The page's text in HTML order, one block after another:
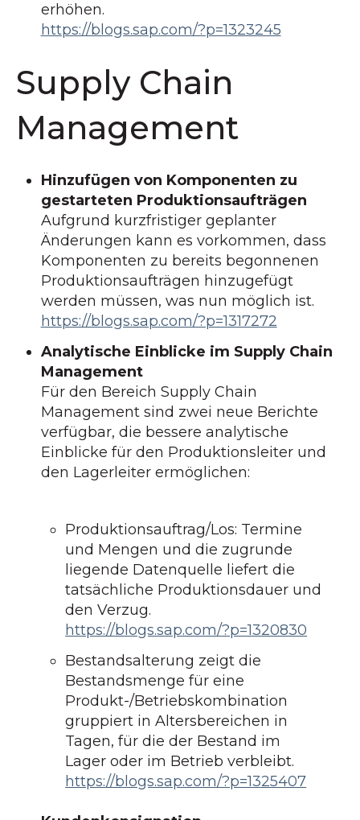
erhöhen.
https://blogs.sap.com/?p=1323245
Supply Chain
Management
Hinzufügen von Komponenten zu
gestarteten Produktionsaufträgen
Aufgrund kurzfristiger geplanter
Änderungen kann es vorkommen, dass
Komponenten zu bereits begonnenen
Produktionsaufträgen hinzugefügt
werden müssen, was nun möglich ist.
https://blogs.sap.com/?p=1317272
Analytische Einblicke im Supply Chain
Management
Für den Bereich Supply Chain
Management sind zwei neue Berichte
verfügbar, die bessere analytische
Einblicke für den Produktionsleiter und
den Lagerleiter ermöglichen:
Produktionsauftrag/Los: Termine
und Mengen und die zugrunde
liegende Datenquelle liefert die
tatsächliche Produktionsdauer und
den Verzug.
https://blogs.sap.com/?p=1320830
Bestandsalterung zeigt die
Bestandsmenge für eine
Produkt-/Betriebskombination
gruppiert in Altersbereichen in
Tagen, für die der Bestand im
Lager oder im Betrieb verbleibt.
https://blogs.sap.com/?p=1325407